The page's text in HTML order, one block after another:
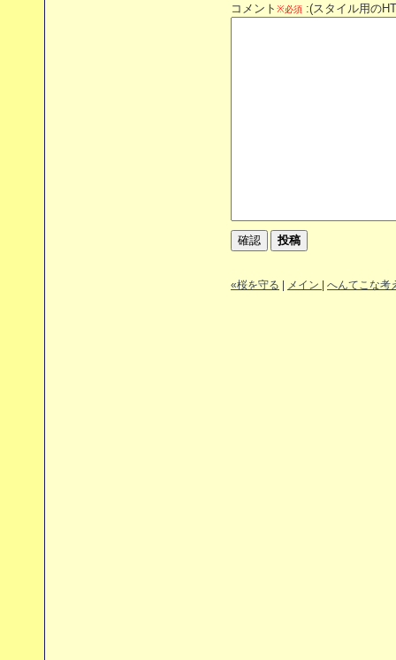
コメント ※必須 :(スタイル用の
«桜を守る メイン へんてこな考